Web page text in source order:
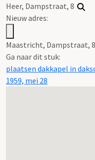
Heer, Dampstraat, 8
Nieuw adres:
Maastricht, Dampstraat, 8
Ga naar dit stuk:
plaatsen dakkapel in
1959, mei 28